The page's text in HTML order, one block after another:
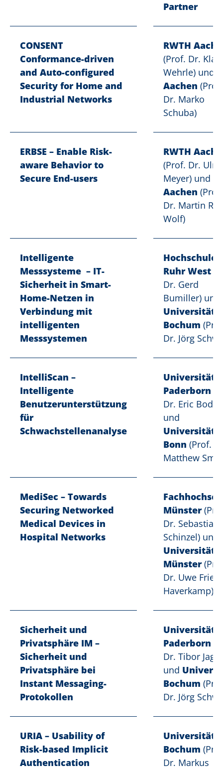
Partner
CONSENT
Conformance-driven
and Auto-configured
Security for Home and
Industrial Networks
RWTH
(Prof. Dr.
Wehrle) und
Aachen (Prof.
Dr. Marko
Schuba)
ERBSE – Enable Risk-
aware Behavior to
Secure End-users
RWTH
(Prof. Dr.
Meyer) und
Aachen (Prof.
Dr. Martin R.
Wolf)
Intelligente
Messsysteme – IT-
Sicherheit in Smart-
Home-Netzen in
Verbindung mit
intelligenten
Messsystemen
Hochschule
Ruhr West
Dr. Gerd
Bumiller) und
Universität
Bochum
Dr. Jörg
IntelliScan –
Intelligente
Benutzerunterstützung
für
Schwachstellenanalyse
Universität
Paderborn
Dr. Eric
und
Universität
Bonn (Prof.
Matthew
MediSec – Towards
Securing Networked
Medical Devices in
Hospital Networks
Münster
Dr. Sebastian
Schinzel) und
Universität
Münster
Dr. Uwe
Haverkamp)
Sicherheit und
Privatsphäre IM –
Sicherheit und
Privatsphäre bei
Instant Messaging-
Protokollen
Universität
Paderborn
Dr. Tibor
und
Bochum
Dr. Jörg
URIA – Usability of
Risk-based Implicit
Authentication
Universität
Bochum
Dr. Markus